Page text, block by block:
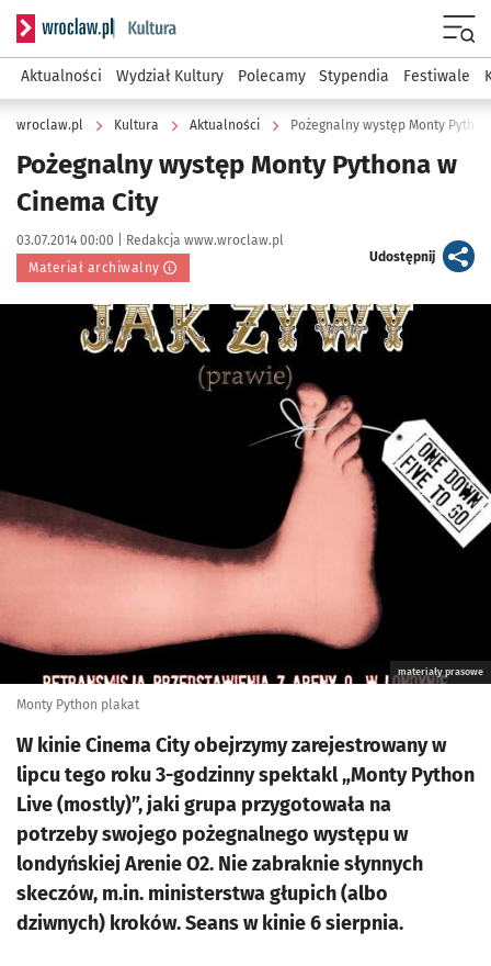
Serwis informacyjny wroclaw.pl podserwis: Kultura
Aktualności Wydział Kultury Polecamy Stypendia Festiwale
wroclaw.pl Kultura Aktualności Pożegnalny występ Monty
Pożegnalny występ Monty Pythona w
Cinema City
Data publikacji:
03.07.2014 00:00 | Autor:
Redakcja www.wroclaw.pl
Materiał archiwalny
Udostępnijartykuł
Kliknij, aby powiększyć
materiały prasowe
Monty Python plakat
W kinie Cinema City obejrzymy zarejestrowany w
lipcu tego roku 3-godzinny spektakl „Monty Python
Live (mostly)”, jaki grupa przygotowała na
potrzeby swojego pożegnalnego występu w
londyńskiej Arenie O2. Nie zabraknie słynnych
skeczów, m.in. ministerstwa głupich (albo
dziwnych) kroków. Seans w kinie 6 sierpnia.